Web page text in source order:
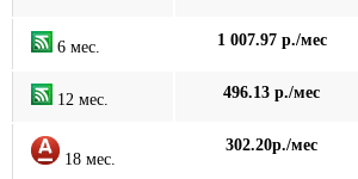
6 мес. 1 007.97 р./мес
12 мес. 496.13 р./мес
18 мес.
302.20р./мес